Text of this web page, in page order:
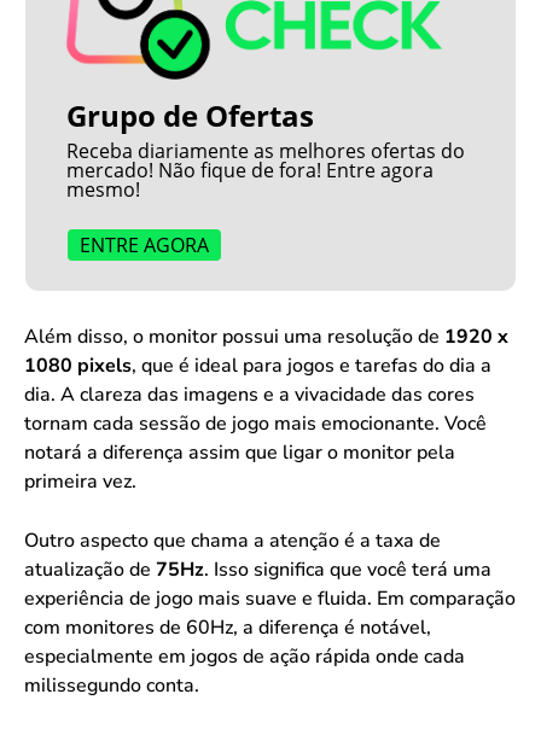
Grupo de Ofertas
Receba diariamente as melhores ofertas do
mercado! Não fique de fora! Entre agora
mesmo!
ENTRE AGORA
Além disso, o monitor possui uma resolução de 1920 x
1080 pixels, que é ideal para jogos e tarefas do dia a
dia. A clareza das imagens e a vivacidade das cores
tornam cada sessão de jogo mais emocionante. Você
notará a diferença assim que ligar o monitor pela
primeira vez.
Outro aspecto que chama a atenção é a taxa de
atualização de 75Hz. Isso significa que você terá uma
experiência de jogo mais suave e fluida. Em comparação
com monitores de 60Hz, a diferença é notável,
especialmente em jogos de ação rápida onde cada
milissegundo conta.